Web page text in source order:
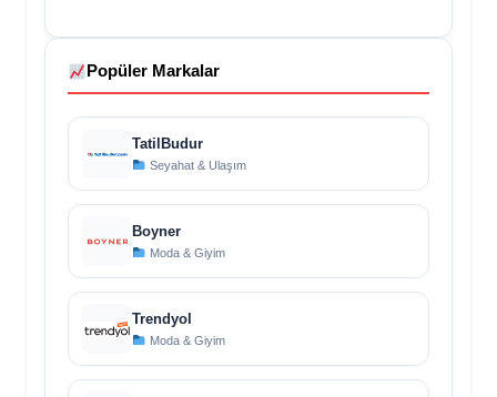
Popüler Markalar
TatilBudur
Seyahat & Ulaşım
Boyner
Moda & Giyim
Trendyol
Moda & Giyim